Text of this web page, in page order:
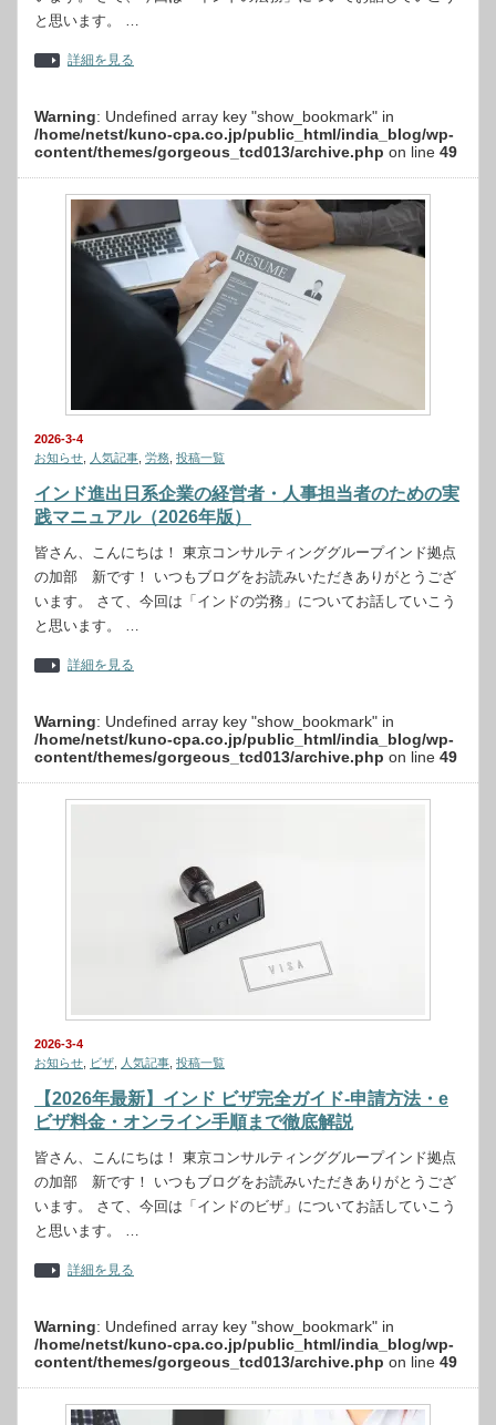
と思います。 …
詳細を見る
Warning: Undefined array key "show_bookmark" in
/home/netst/kuno-cpa.co.jp/public_html/india_blog/wp-
content/themes/gorgeous_tcd013/archive.php on line 49
2026-3-4
お知らせ
人気記事 労務 投稿一覧
インド進出日系企業の経営者・人事担当者のための実
践マニュアル（2026年版）
皆さん、こんにちは！ 東京コンサルティンググループインド拠点
の加部 新です！ いつもブログをお読みいただきありがとうござ
います。 さて、今回は「インドの労務」についてお話していこう
と思います。 …
詳細を見る
Warning: Undefined array key "show_bookmark" in
/home/netst/kuno-cpa.co.jp/public_html/india_blog/wp-
content/themes/gorgeous_tcd013/archive.php on line 49
2026-3-4
お知らせ
ビザ 人気記事 投稿一覧
【2026年最新】インド ビザ完全ガイド‐申請方法・e
ビザ料金・オンライン手順まで徹底解説
皆さん、こんにちは！ 東京コンサルティンググループインド拠点
の加部 新です！ いつもブログをお読みいただきありがとうござ
います。 さて、今回は「インドのビザ」についてお話していこう
と思います。 …
詳細を見る
Warning: Undefined array key "show_bookmark" in
/home/netst/kuno-cpa.co.jp/public_html/india_blog/wp-
content/themes/gorgeous_tcd013/archive.php on line 49